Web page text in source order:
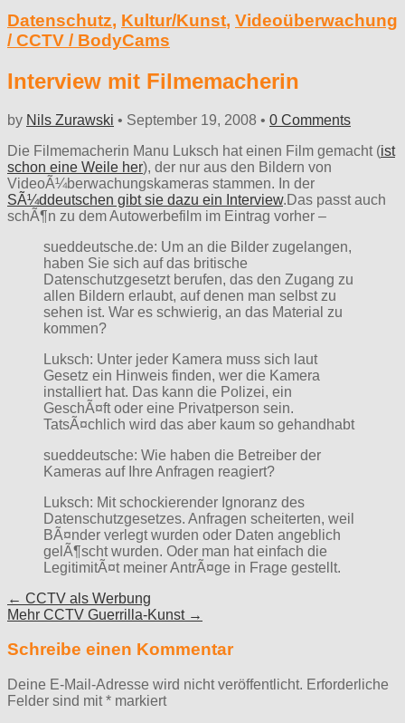
Datenschutz, Kultur/Kunst, Videoüberwachung
/ CCTV / BodyCams
Interview mit Filmemacherin
by Nils Zurawski • September 19, 2008 • 0 Comments
Die Filmemacherin Manu Luksch hat einen Film gemacht (ist
schon eine Weile her), der nur aus den Bildern von
VideoÃ¼berwachungskameras stammen. In der
SÃ¼ddeutschen gibt sie dazu ein Interview.Das passt auch
schÃ¶n zu dem Autowerbefilm im Eintrag vorher –
sueddeutsche.de: Um an die Bilder zugelangen,
haben Sie sich auf das britische
Datenschutzgesetzt berufen, das den Zugang zu
allen Bildern erlaubt, auf denen man selbst zu
sehen ist. War es schwierig, an das Material zu
kommen?
Luksch: Unter jeder Kamera muss sich laut
Gesetz ein Hinweis finden, wer die Kamera
installiert hat. Das kann die Polizei, ein
GeschÃ¤ft oder eine Privatperson sein.
TatsÃ¤chlich wird das aber kaum so gehandhabt
sueddeutsche: Wie haben die Betreiber der
Kameras auf Ihre Anfragen reagiert?
Luksch: Mit schockierender Ignoranz des
Datenschutzgesetzes. Anfragen scheiterten, weil
BÃ¤nder verlegt wurden oder Daten angeblich
gelÃ¶scht wurden. Oder man hat einfach die
LegitimitÃ¤t meiner AntrÃ¤ge in Frage gestellt.
Post
navigation
← CCTV als Werbung
Mehr CCTV Guerrilla-Kunst →
Schreibe einen Kommentar
Deine E-Mail-Adresse wird nicht veröffentlicht. Erforderliche
Felder sind mit* markiert